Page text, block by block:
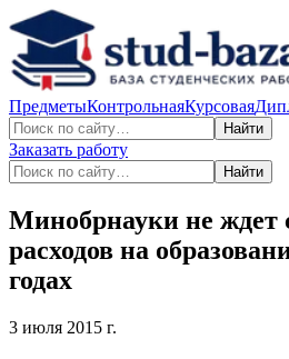
ПредметыКонтрольнаяКурсовая
Найти
Заказать работу
Найти
Минобрнауки не ждет
расходов на
годах
3 июля 2015 г.